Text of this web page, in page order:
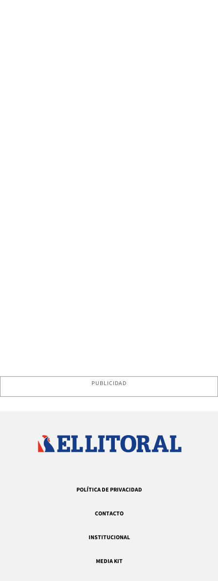
PUBLICIDAD
POLÍTICA DE PRIVACIDAD
CONTACTO
INSTITUCIONAL
MEDIA KIT